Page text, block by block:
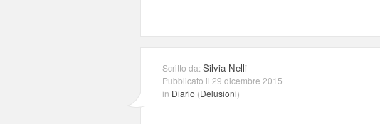
Scritto da:Silvia Nelli
Pubblicato il 29 dicembre 2015
in Diario (Delusioni)